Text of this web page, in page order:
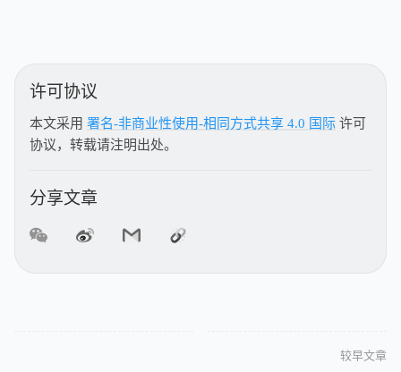
许可协议
本文采用 署名-非商业性使用-相同方式共享 4.0 国际 许可
协议，转载请注明出处。
分享文章
较早文章